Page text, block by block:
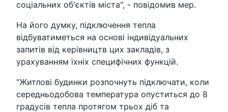
соціальних об'єктів міста", - повідомив мер.
На його думку, підключення тепла
відбуватиметься на основі індивідуальних
запитів від керівництв цих закладів, з
урахуванням їхніх специфічних функцій.
"Житлові будинки розпочнуть підключати, коли
середньодобова температура опуститься до 8
градусів тепла протягом трьох діб та